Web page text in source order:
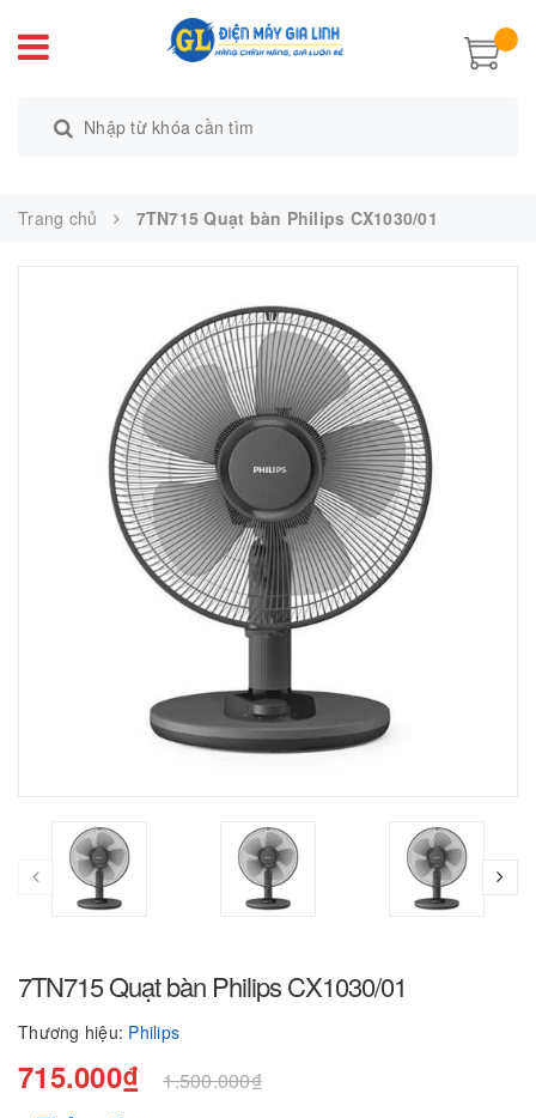
Trang chủ 7TN715 Quạt bàn Philips CX1030/01
7TN715 Quạt bàn Philips CX1030/01
Thương hiệu: Philips
715.000₫ 1.500.000₫